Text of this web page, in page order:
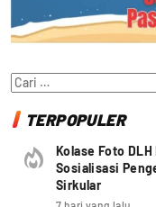
Cari
untuk:
TERPOPULER
Kolase Foto
Sosialisasi
Sirkular